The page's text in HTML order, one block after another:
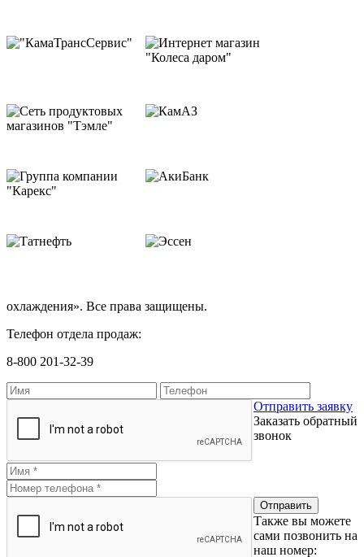
охлаждения». Все права защищены.
Телефон отдела продаж:
8-800 201-32-39
Отправить заявку
Заказать обратный
звонок
Также вы можете
сами позвонить на
наш номер: